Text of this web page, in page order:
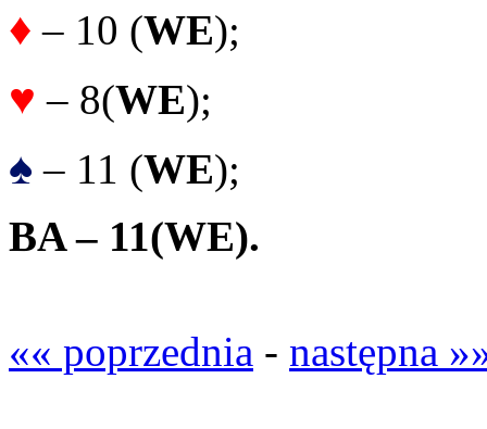
♦ – 10 (WE);
♥ – 8(WE);
♠ – 11 (WE);
BA – 11(WE).
«« poprzednia - następna